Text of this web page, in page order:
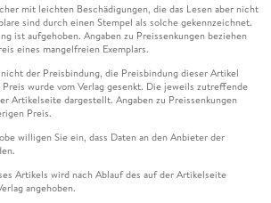
mit leichten Beschädigungen, die das Lesen aber nicht
sind durch einen Stempel als solche gekennzeichnet.
ist aufgehoben. Angaben zu Preissenkungen beziehen
eines mangelfreien Exemplars.
der Preisbindung, die Preisbindung dieser Artikel
wurde vom Verlag gesenkt. Die jeweils zutreffende
Artikelseite dargestellt. Angaben zu Preissenkungen
Preis.
willigen Sie ein, dass Daten an den Anbieter der
Artikels wird nach Ablauf des auf der Artikelseite
angehoben.